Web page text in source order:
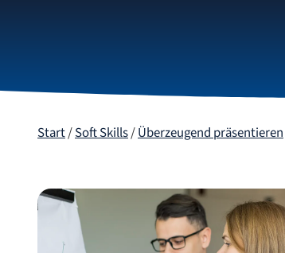
Start/Soft Skills/Überzeugend präsentieren